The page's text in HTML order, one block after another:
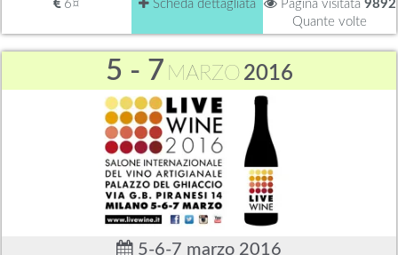
6¤ Scheda dettagliata Pagina visitata 9892
Quante volte
5 - 7 MARZO 2016
5-6-7 marzo 2016